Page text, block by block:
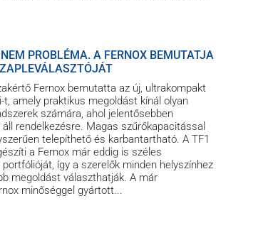
PROBLÉMA. A FERNOX BEMUTATJA
Fernox bemutatta az új, ultrakompakt
t, amely praktikus megoldást kínál olyan
számára, ahol jelentősebben
rendelkezésre. Magas szűrőkapacitással
telepíthető és karbantartható. A TF1
a Fernox már eddig is széles
így a szerelők minden helyszínhez
megoldást választhatják. A már
minőséggel gyártott